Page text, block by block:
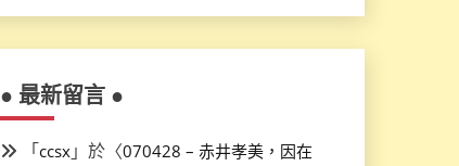
● 最新留言 ●
「ccsx」於〈070428 – 赤井孝美，因在